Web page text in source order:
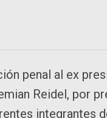
penal al ex
Reidel, por
integrantes